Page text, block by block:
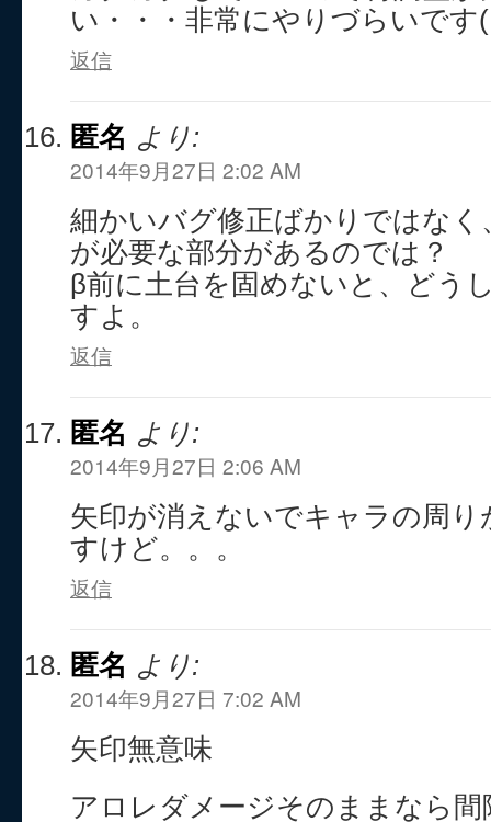
い・・・非常にやりづらいです
返信
匿名 より:
2014年9月27日 2:02 AM
細かいバグ修正ばかりではな
が必要な部分があるのでは？
β前に土台を固めないと、どう
すよ。
返信
匿名 より:
2014年9月27日 2:06 AM
矢印が消えないでキャラの周
すけど。。。
返信
匿名 より:
2014年9月27日 7:02 AM
矢印無意味
アロレダメージそのままなら間